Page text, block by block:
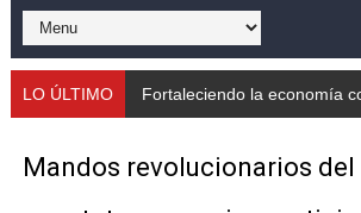
Iniciación al yoga reúne a
Mincomunas impulsa el
LO ÚLTIMO Fortaleciendo la economía comunal en El Vigía con
Mandos revolucionarios del